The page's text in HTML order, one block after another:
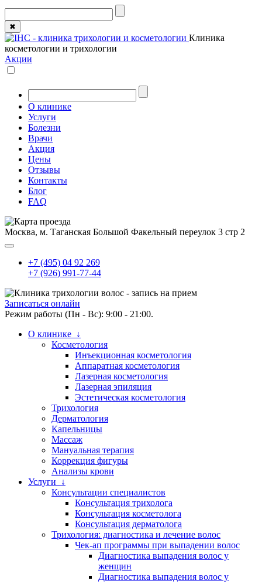
✖
Клиника
косметологии и трихологии
Акции
О клинике
Услуги
Болезни
Врачи
Акция
Цены
Отзывы
Контакты
Блог
FAQ
Москва, м. Таганская Большой Факельный переулок 3 стр 2
+7 (495) 04 92 269
+7 (926) 991-77-44
Записаться онлайн
Режим работы (Пн - Вс): 9:00 - 21:00.
О клинике ↓
Косметология
Инъекционная косметология
Аппаратная косметология
Лазерная косметология
Лазерная эпиляция
Эстетическая косметология
Трихология
Дерматология
Капельницы
Массаж
Мануальная терапия
Коррекция фигуры
Анализы крови
Услуги ↓
Консультации специалистов
Консультация трихолога
Консультация косметолога
Консультация дерматолога
Трихология: диагностика и лечение волос
Чек-ап программы при выпадении волос
Диагностика выпадения волос у
женщин
Диагностика выпадения волос у